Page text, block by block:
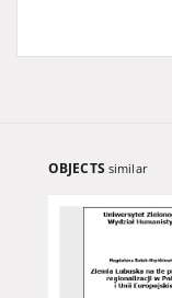
OBJECTS similar